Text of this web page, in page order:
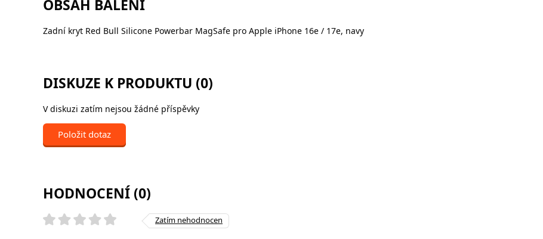
OBSAH BALENÍ
Zadní kryt Red Bull Silicone Powerbar MagSafe pro Apple iPhone 16e / 17e, navy
DISKUZE K PRODUKTU (0)
V diskuzi zatím nejsou žádné příspěvky
Položit dotaz
HODNOCENÍ (0)
Zatím nehodnocen